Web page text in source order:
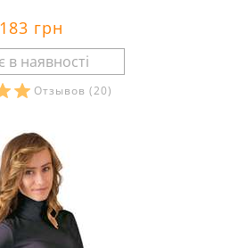
183 грн
Отзывов (20)